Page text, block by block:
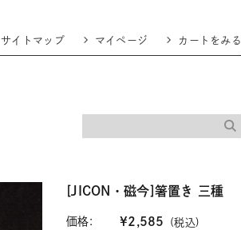
サイトマップ マイページ カートをみる
[JICON・磁今]箸置き 三種
価格: ¥2,585 (税込)